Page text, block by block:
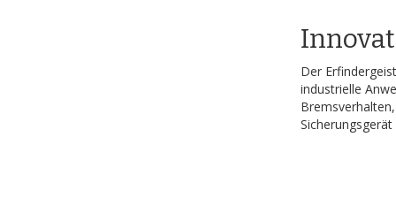
Der
industrielle
Sicherungsgerät